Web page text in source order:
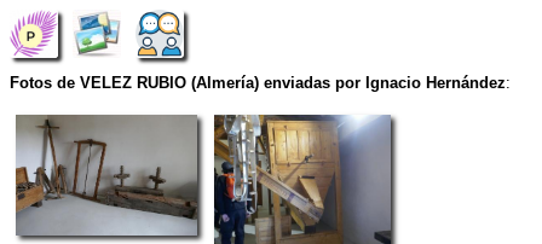
Fotos de VELEZ RUBIO (Almería) enviadas por Ignacio Hernández: